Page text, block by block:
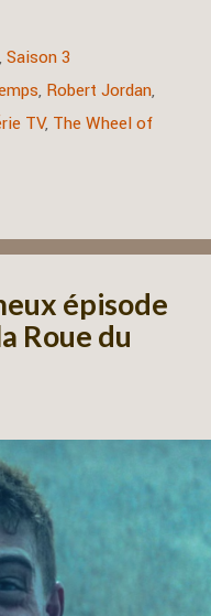
,Saison 3
, Robert Jordan,
TV, The Wheel of
épisode
Roue du